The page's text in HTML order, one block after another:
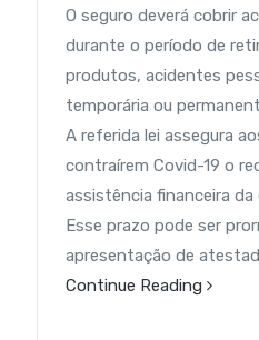
O seguro deverá cobrir
durante o período de
produtos, acidentes
temporária ou
A referida lei assegura
contraírem Covid-19 o
assistência financeira da
Esse prazo pode ser
apresentação de
Continue Reading